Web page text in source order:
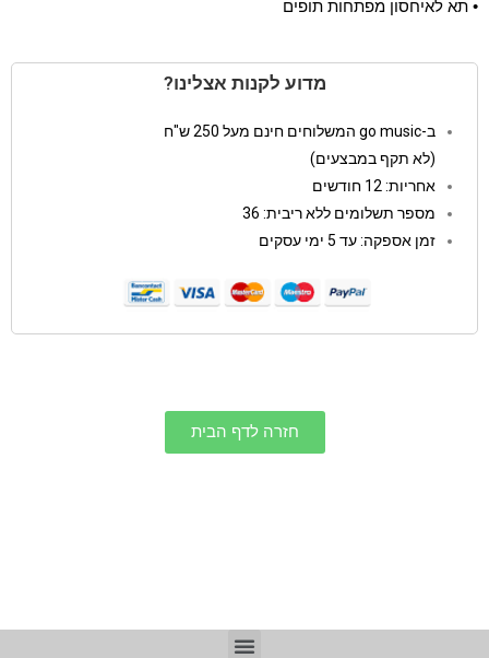
• תא לאיחסון מפתחות תופים
מדוע לקנות אצלינו?
ב-go music המשלוחים חינם מעל 250 ש"ח
(לא תקף במבצעים)
אחריות: 12 חודשים
מספר תשלומים ללא ריבית: 36
זמן אספקה: עד 5 ימי עסקים
חזרה לדף הבית